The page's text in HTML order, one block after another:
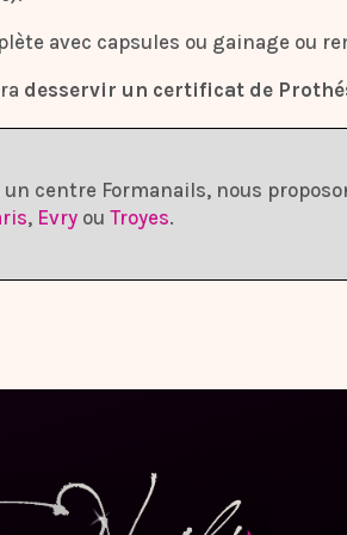
avec capsules ou gainage ou
desservir un certificat de
centre Formanails, nous
, Evry ouTroyes.